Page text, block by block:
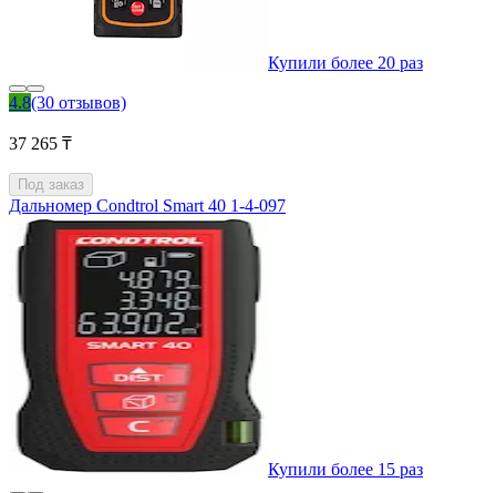
Купили более 20 раз
4.8(30 отзывов)
37 265 ₸
Под заказ
Дальномер Condtrol Smart 40 1-4-097
Купили более 15 раз